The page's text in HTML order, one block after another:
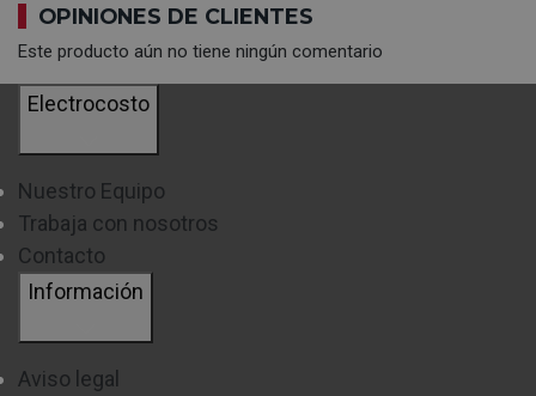
OPINIONES DE CLIENTES
Este producto aún no tiene ningún comentario
Electrocosto
Nuestro Equipo
Trabaja con nosotros
Contacto
Información
Aviso legal